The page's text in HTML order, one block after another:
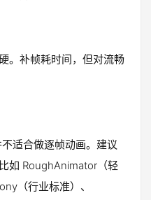
。补帧耗时间，但对流畅
适合做逐帧动画。建议
如 RoughAnimator（轻
（行业标准）、